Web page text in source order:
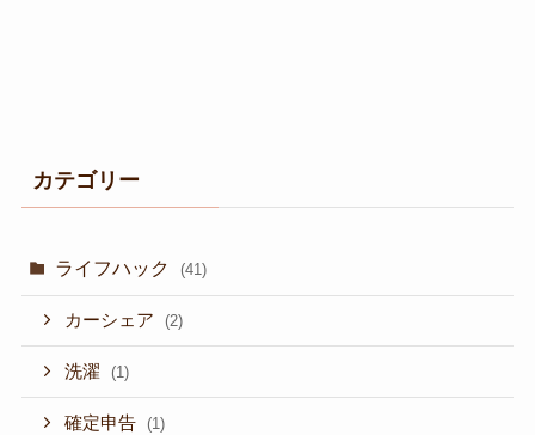
カテゴリー
ライフハック (41)
カーシェア (2)
洗濯 (1)
確定申告 (1)